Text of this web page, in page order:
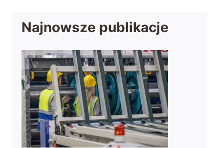
Najnowsze publikacje